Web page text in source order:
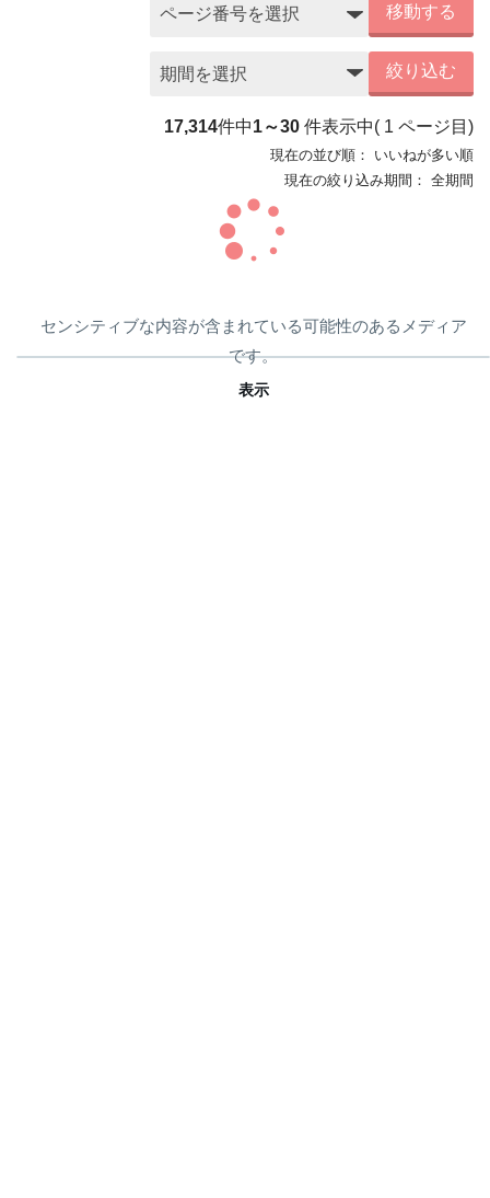
移動する
絞り込む
17,314件中1～30 件表示中( 1 ページ目)
現在の並び順： いいねが多い順
現在の絞り込み期間： 全期間
センシティブな内容が含まれている可能性のあるメディア
です。
表示